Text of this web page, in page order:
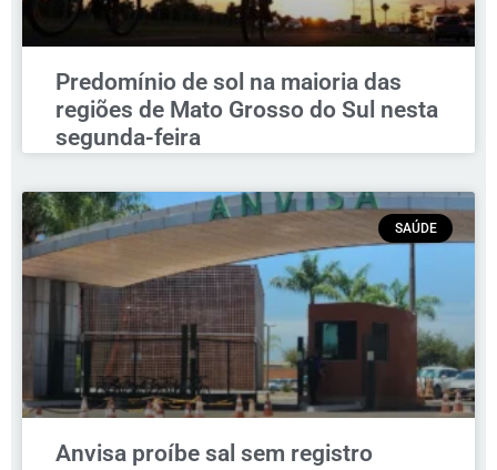
Predomínio de sol na maioria das
regiões de Mato Grosso do Sul nesta
segunda-feira
SAÚDE
Anvisa proíbe sal sem registro